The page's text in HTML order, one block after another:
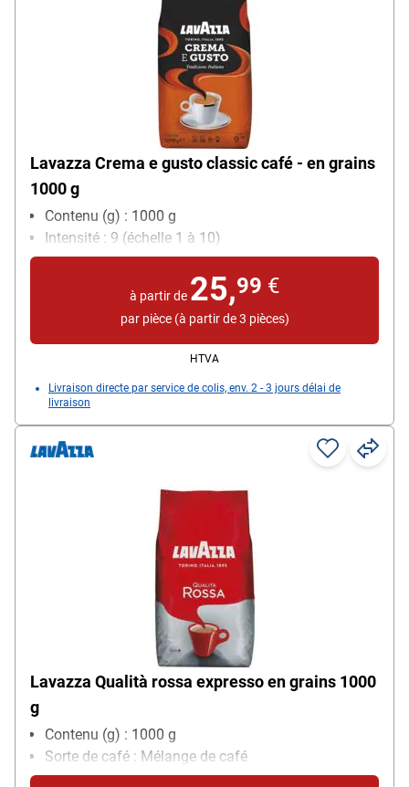
Lavazza Crema e gusto classic café - en grains
1000 g
Contenu (g) : 1000 g
Intensité : 9 (échelle 1 à 10)
à partir de 25,99 €
par pièce (à partir de 3 pièces)
HTVA
Livraison directe par service de colis, env. 2 - 3 jours délai de
livraison
Lavazza Qualità rossa expresso en grains 1000
g
Contenu (g) : 1000 g
Sorte de café : Mélange de café